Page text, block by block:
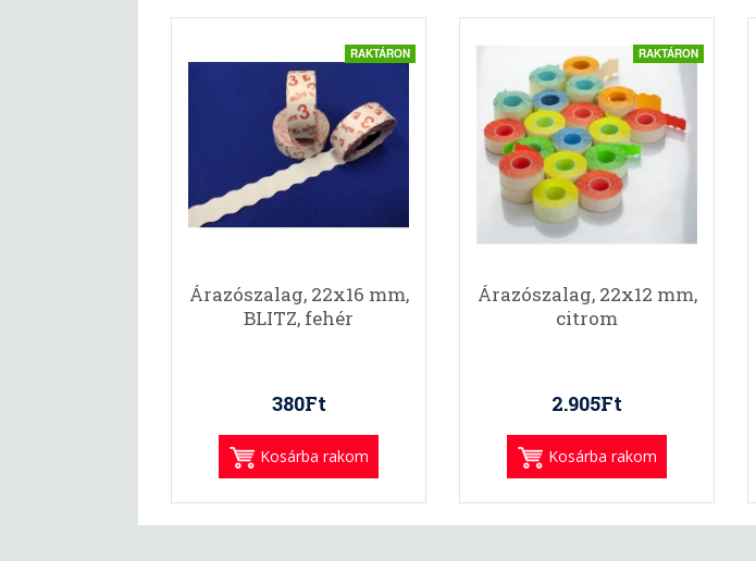
RAKTÁRON
Árazószalag, 22x16 mm,
BLITZ, fehér
380Ft
Kosárba rakom
RAKTÁRON
Árazószalag, 22x12 mm,
citrom
2.905Ft
Kosárba rakom